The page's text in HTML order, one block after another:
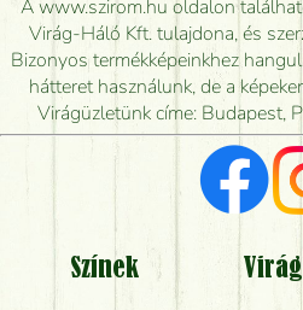
Mennyire gyorsan tudják
mikor tudják
Vörös rózsát
Milyen visszajelzést
Tényleg azt kapom,
Mit kell tudni a
A www.szirom.hu oldalon
Virág-Háló Kft. tulajdona, és
Bizonyos termékképeinkhez
hátteret használunk, de a
Virágüzletünk címe: Budapest,
Színek